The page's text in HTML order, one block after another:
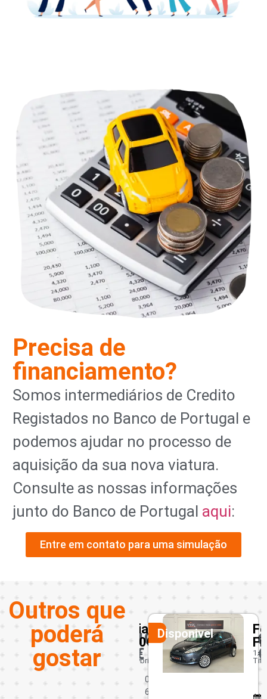
Precisa de
financiamento?
Somos intermediários de Credito
Registados no Banco de Portugal e
podemos ajudar no processo de
aquisição da sua nova viatura.
Consulte as nossas informações
junto do Banco de Portugal aqui:
Entre em contato para uma simulação
Outros que
poderá
gostar
Disponivel
Fiat
500C
1.0
Hybrid
0
6
10950
€
Disponivel
1.25
€